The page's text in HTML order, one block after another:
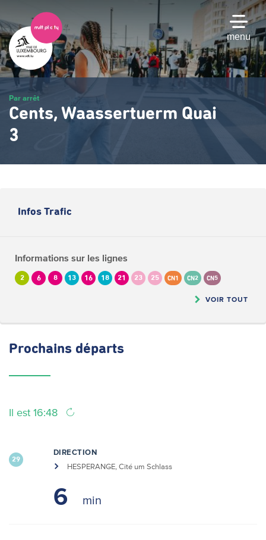
au
contenu
principal
menu
Par arrêt
Cents, Waassertuerm Quai
3
Infos Trafic
Informations sur les lignes
2 6 8 13 16 18 21 23 25 CN1 CN2 CN5
VOIR TOUT
Prochains départs
Il est 16:48
29
DIRECTION
HESPERANGE, Cité um Schlass
6